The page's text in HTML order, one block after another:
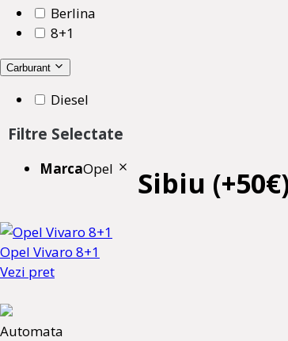
Berlina
8+1
Carburant
Diesel
Filtre Selectate
MarcaOpel Sibiu
Opel Vivaro 8+1
Vezi pret
Automata